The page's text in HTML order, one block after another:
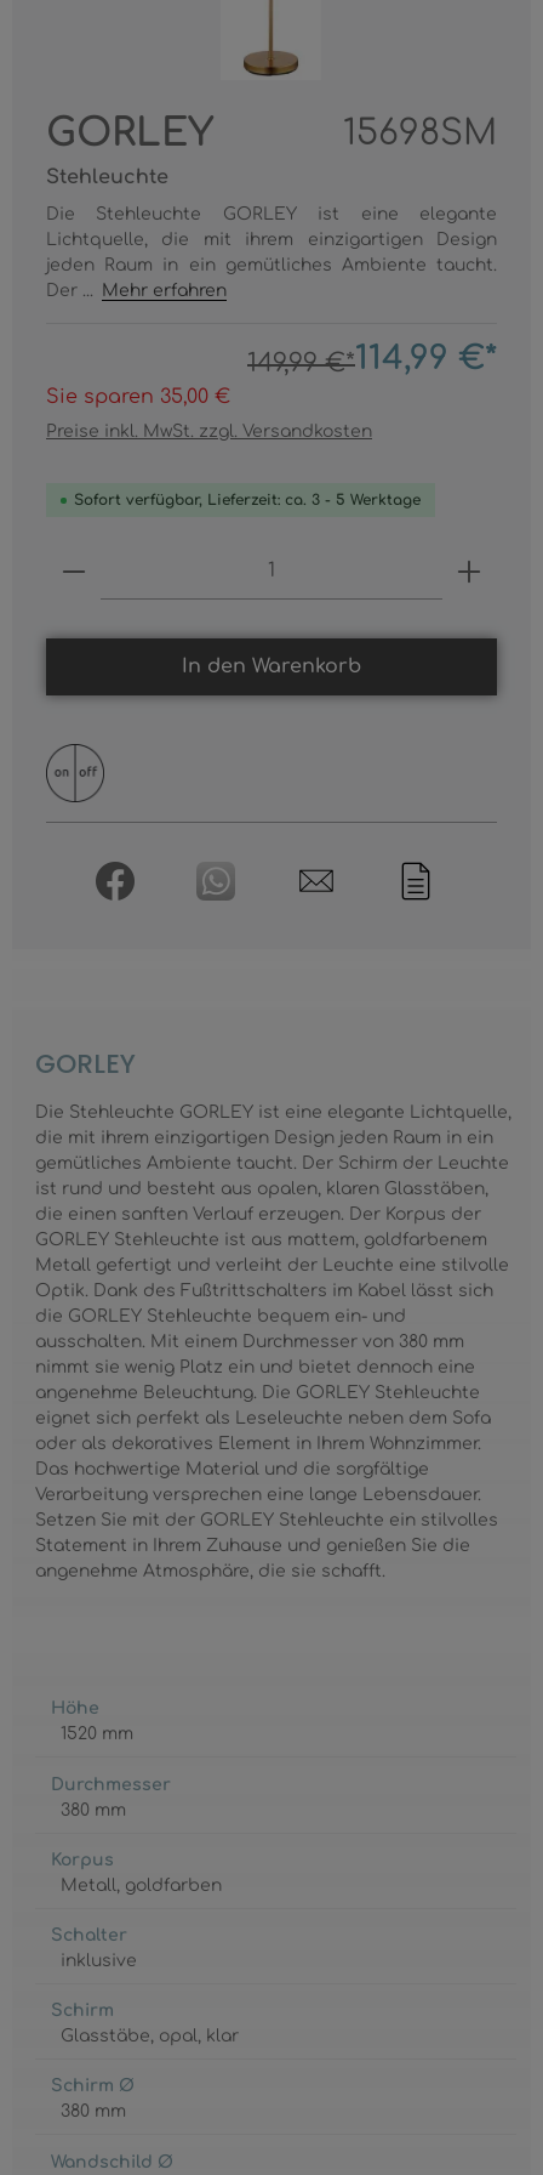
GORLEY 15698SM
Stehleuchte
Die Stehleuchte GORLEY ist eine elegante
Lichtquelle, die mit ihrem einzigartigen Design
jeden Raum in ein gemütliches Ambiente taucht.
Der ...
Mehr erfahren
149,99 €*114,99 €*
Sie sparen 35,00 €
Preise inkl. MwSt. zzgl. Versandkosten
Sofort verfügbar, Lieferzeit: ca. 3 - 5 Werktage
Produkt Anzahl: Gib den
In den Warenkorb
GORLEY
Die Stehleuchte GORLEY ist eine elegante Lichtquelle,
die mit ihrem einzigartigen Design jeden Raum in ein
gemütliches Ambiente taucht. Der Schirm der Leuchte
ist rund und besteht aus opalen, klaren Glasstäben,
die einen sanften Verlauf erzeugen. Der Korpus der
GORLEY Stehleuchte ist aus mattem, goldfarbenem
Metall gefertigt und verleiht der Leuchte eine stilvolle
Optik. Dank des Fußtrittschalters im Kabel lässt sich
die GORLEY Stehleuchte bequem ein- und
ausschalten. Mit einem Durchmesser von 380 mm
nimmt sie wenig Platz ein und bietet dennoch eine
angenehme Beleuchtung. Die GORLEY Stehleuchte
eignet sich perfekt als Leseleuchte neben dem Sofa
oder als dekoratives Element in Ihrem Wohnzimmer.
Das hochwertige Material und die sorgfältige
Verarbeitung versprechen eine lange Lebensdauer.
Setzen Sie mit der GORLEY Stehleuchte ein stilvolles
Statement in Ihrem Zuhause und genießen Sie die
angenehme Atmosphäre, die sie schafft.
Höhe
1520 mm
Durchmesser
380 mm
Korpus
Metall , goldfarben
Schalter
inklusive
Schirm
Glasstäbe, opal, klar
Schirm Ø
380 mm
Wandschild Ø